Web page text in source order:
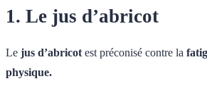
1. Le jus d’abricot
Le jus d’abricot est préconisé contre la
physique.